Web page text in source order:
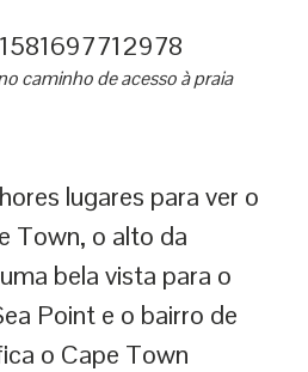
caminho de acesso à praia
lugares para ver o
Town, o alto da
bela vista para o
Point e o bairro de
o Cape Town